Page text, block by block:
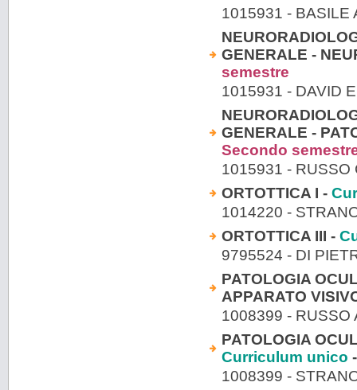
1015931 - BASILE
GENERALE -
semestre
1015931 - DAVID
GENERALE -
Secondo
1015931 - RUSSO
ORTOTTICA I -
1014220 -
ORTOTTICA III -
9795524 - DI
PATOLOGIA
APPARATO
1008399 - RUSSO
PATOLOGIA
Curriculum unico
1008399 -